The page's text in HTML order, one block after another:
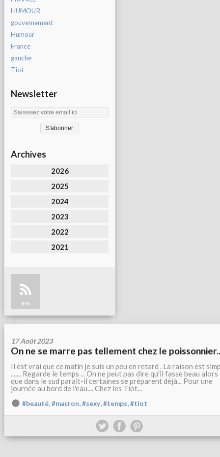
HUMOUR
gouvernement
Humour
France
gauche
Tiot
Newsletter
Archives
2026
2025
2024
2023
2022
2021
RSS
17 Août 2023
On ne se marre pas tellement chez le
Il est vrai que ce matin je suis un peu en retard . La raison est
....... Regarde le temps ... On ne peut pas dire qu'il fasse beau alors
que dans le sud parait-il certaines se préparent déjà... Pour une
journée au bord de l'eau.... Chez les Tiot...
#beauté,#macron,#sexy,#temps,#tiot